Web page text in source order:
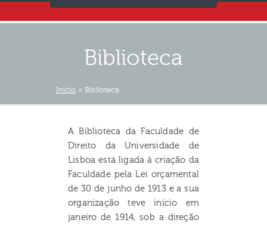
Biblioteca
Início » Biblioteca
A Biblioteca da Faculdade de
Direito da Universidade de
Lisboa está ligada à criação da
Faculdade pela Lei orçamental
de 30 de junho de 1913 e a sua
organização teve início em
janeiro de 1914, sob a direção